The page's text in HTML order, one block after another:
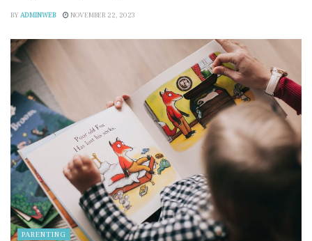
BY ADMINWEB NOVEMBER 22, 2023
PARENTING